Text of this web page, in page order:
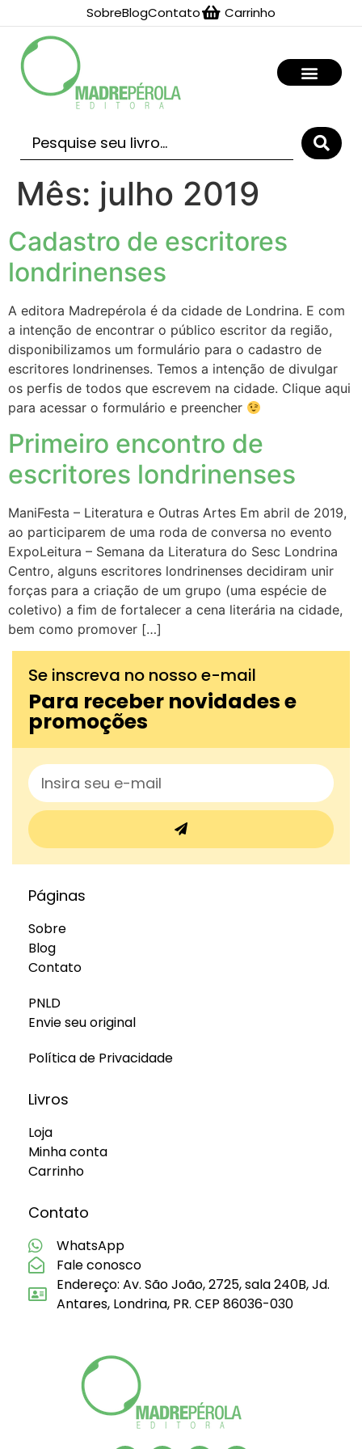
SobreBlogContato Carrinho
Mês: julho 2019
Cadastro de escritores
londrinenses
A editora Madrepérola é da cidade de Londrina. E com
a intenção de encontrar o público escritor da região,
disponibilizamos um formulário para o cadastro de
escritores londrinenses. Temos a intenção de divulgar
os perfis de todos que escrevem na cidade. Clique aqui
para acessar o formulário e preencher
Primeiro encontro de
escritores londrinenses
ManiFesta – Literatura e Outras Artes Em abril de 2019,
ao participarem de uma roda de conversa no evento
ExpoLeitura – Semana da Literatura do Sesc Londrina
Centro, alguns escritores londrinenses decidiram unir
forças para a criação de um grupo (uma espécie de
coletivo) a fim de fortalecer a cena literária na cidade,
bem como promover […]
Se inscreva no nosso e-mail
Para receber novidades e
promoções
Páginas
Sobre
Blog
Contato
PNLD
Envie seu original
Política de Privacidade
Livros
Loja
Minha conta
Carrinho
Contato
WhatsApp
Fale conosco
Endereço: Av. São João, 2725, sala 240B, Jd.
Antares, Londrina, PR. CEP 86036-030